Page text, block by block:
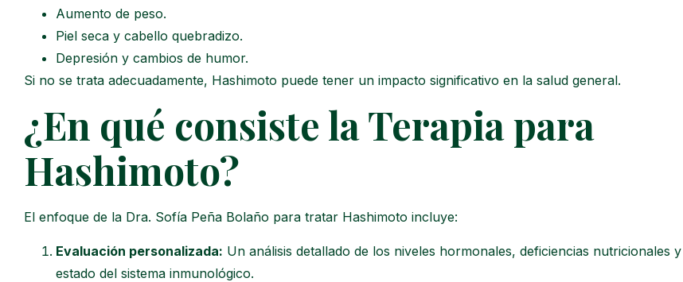
Aumento de peso.
Piel seca y cabello quebradizo.
Depresión y cambios de humor.
Si no se trata adecuadamente, Hashimoto puede tener un impacto significativo en la salud general.
¿En qué consiste la Terapia para
Hashimoto?
El enfoque de la Dra. Sofía Peña Bolaño para tratar Hashimoto incluye:
Evaluación personalizada: Un análisis detallado de los niveles hormonales, deficiencias nutricionales y
estado del sistema inmunológico.